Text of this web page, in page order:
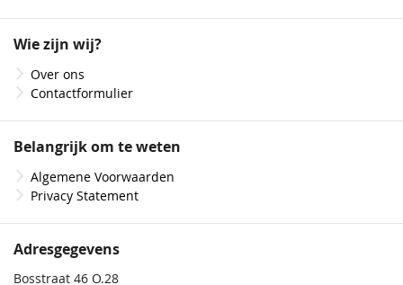
op
nieuwsbrief
Wie zijn wij?
Over ons
Contactformulier
Belangrijk om te weten
Algemene Voorwaarden
Privacy Statement
Adresgegevens
Bosstraat 46 O.28